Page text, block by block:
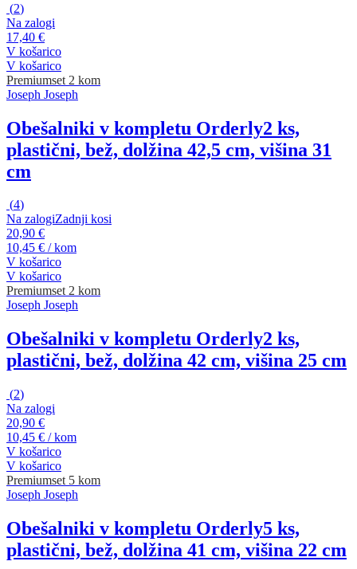
(2)
Na zalogi
17,40 €
V košarico
V košarico
Premiumset 2 kom
Joseph Joseph
Obešalniki v kompletu Orderly2 ks,
plastični, bež, dolžina 42,5 cm, višina 31
cm
(4)
Na zalogiZadnji kosi
20,90 €
10,45 € / kom
V košarico
V košarico
Premiumset 2 kom
Joseph Joseph
Obešalniki v kompletu Orderly2 ks,
plastični, bež, dolžina 42 cm, višina 25 cm
(2)
Na zalogi
20,90 €
10,45 € / kom
V košarico
V košarico
Premiumset 5 kom
Joseph Joseph
Obešalniki v kompletu Orderly5 ks,
plastični, bež, dolžina 41 cm, višina 22 cm